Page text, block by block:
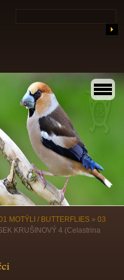
MOTÝLI / BUTTERFLIES » 03
KRUŠINOVÝ 4 (Celastrina